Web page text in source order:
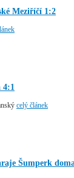
Meziříčí 1:2
4:1
celý článek
Šumperk